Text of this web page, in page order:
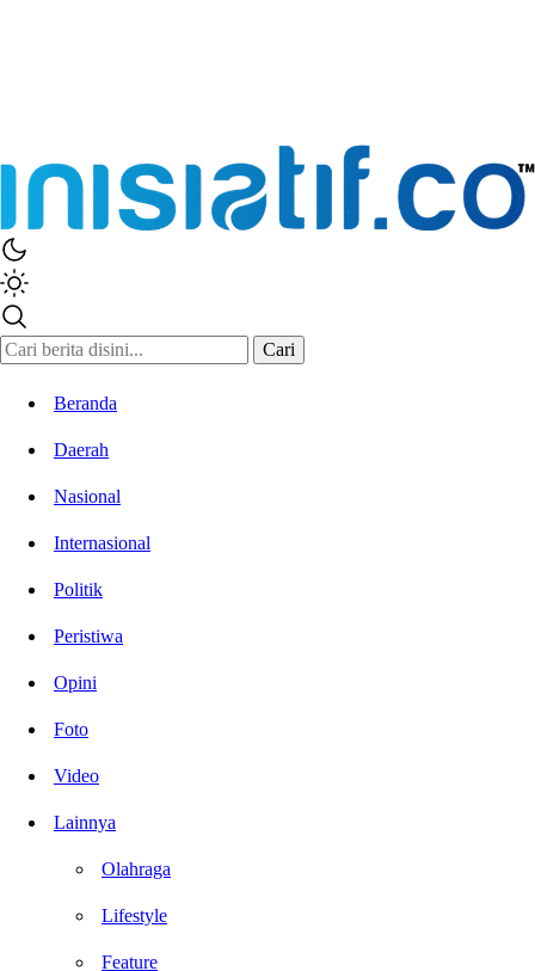
Cari
Beranda
Daerah
Nasional
Internasional
Politik
Peristiwa
Opini
Foto
Video
Lainnya
Olahraga
Lifestyle
Feature